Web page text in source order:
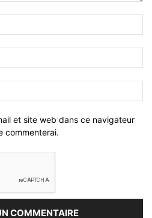
et site web dans ce navigateur
commenterai.